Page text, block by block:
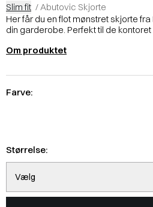
Slim fit /Abutovic Skjorte
Her får du en flot mønstret skjorte
din garderobe. Perfekt til de
Om produktet
Farve:
Størrelse:
Vælg